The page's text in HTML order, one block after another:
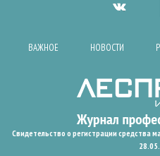
ВАЖНОЕ НОВОСТИ
Свидетельство о регистрации